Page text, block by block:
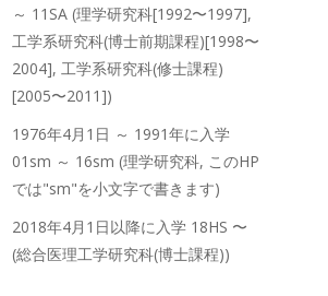
～ 11SA (理学研究科[1992〜1997],
工学系研究科(博士前期課程)[1998〜
2004], 工学系研究科(修士課程)
[2005〜2011])
1976年4月1日 ～ 1991年に入学
01sm ～ 16sm (理学研究科, このHP
では"sm"を小文字で書きます)
2018年4月1日以降に入学 18HS 〜
(総合医理工学研究科(博士課程))